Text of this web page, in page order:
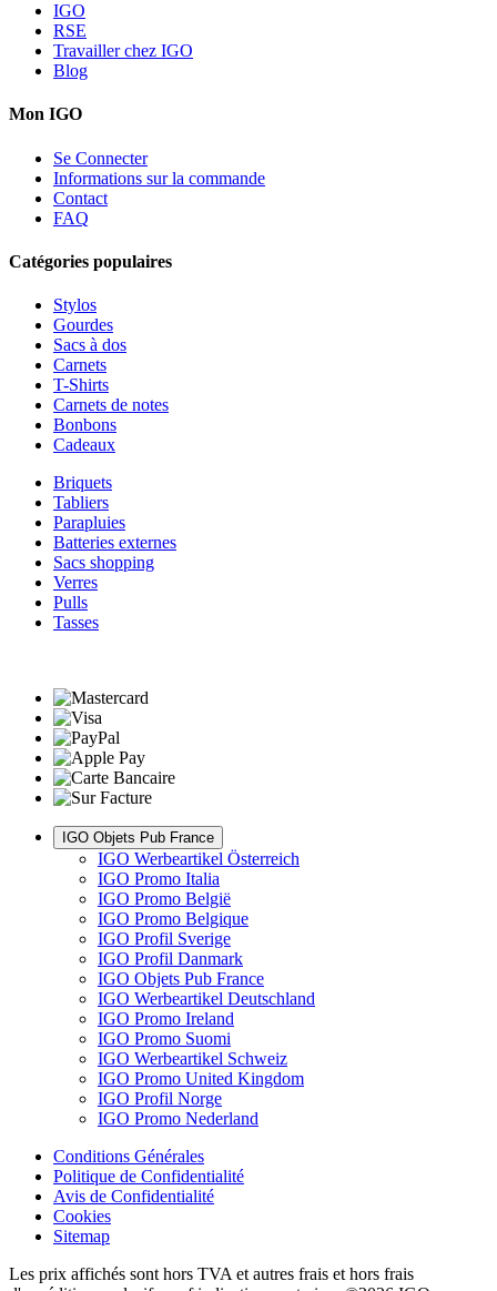
IGO
RSE
Travailler chez IGO
Blog
Mon IGO
Se Connecter
Informations sur la commande
Contact
FAQ
Catégories populaires
Stylos
Gourdes
Sacs à dos
Carnets
T-Shirts
Carnets de notes
Bonbons
Cadeaux
Briquets
Tabliers
Parapluies
Batteries externes
Sacs shopping
Verres
Pulls
Tasses
IGO Objets Pub France
IGO Werbeartikel Österreich
IGO Promo Italia
IGO Promo België
IGO Promo Belgique
IGO Profil Sverige
IGO Profil Danmark
IGO Objets Pub France
IGO Werbeartikel Deutschland
IGO Promo Ireland
IGO Promo Suomi
IGO Werbeartikel Schweiz
IGO Promo United Kingdom
IGO Profil Norge
IGO Promo Nederland
Conditions Générales
Politique de Confidentialité
Avis de Confidentialité
Cookies
Sitemap
Les prix affichés sont hors TVA et autres frais et hors frais